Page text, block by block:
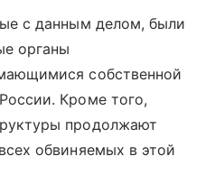
с данным делом, были
органы
собственной
Кроме того,
продолжают
обвиняемых в этой